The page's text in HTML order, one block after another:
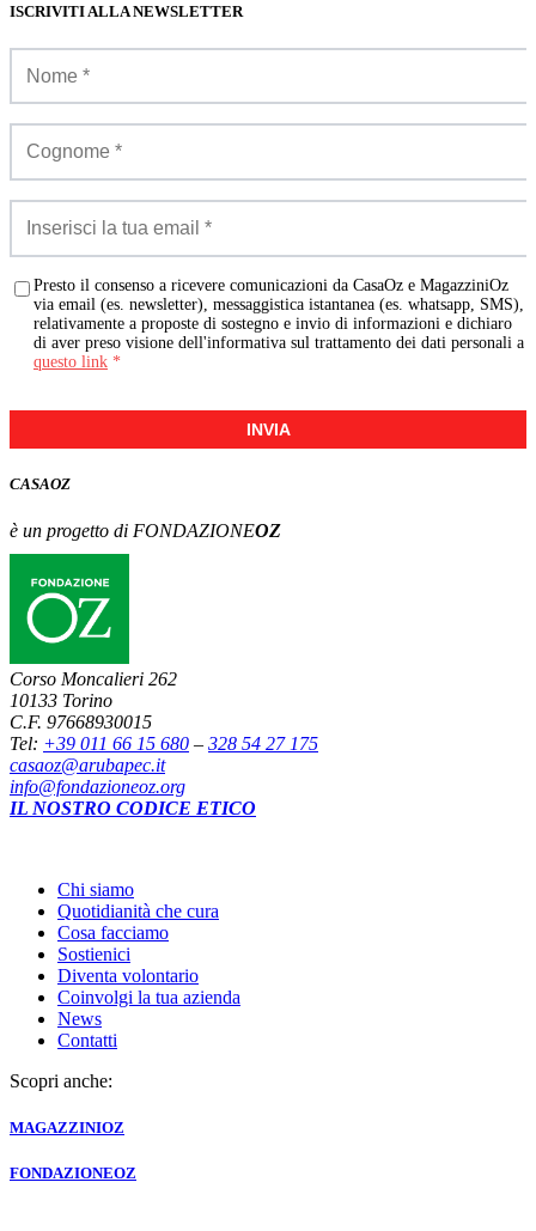
ISCRIVITI ALLA NEWSLETTER
Presto il consenso a ricevere comunicazioni da CasaOz e MagazziniOz
via email (es. newsletter), messaggistica istantanea (es. whatsapp, SMS),
relativamente a proposte di sostegno e invio di informazioni e dichiaro
di aver preso visione dell'informativa sul trattamento dei dati personali a
questo link *
INVIA
CASAOZ
è un progetto di FONDAZIONEOZ
Corso Moncalieri 262
10133 Torino
C.F. 97668930015
Tel: +39 011 66 15 680 – 328 54 27 175
casaoz@arubapec.it
info@fondazioneoz.org
IL NOSTRO CODICE ETICO
Chi siamo
Quotidianità che cura
Cosa facciamo
Sostienici
Diventa volontario
Coinvolgi la tua azienda
News
Contatti
Scopri anche:
MAGAZZINIOZ
FONDAZIONEOZ